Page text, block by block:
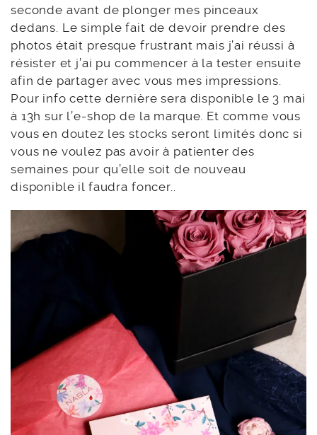
seconde avant de plonger mes pinceaux
dedans. Le simple fait de devoir prendre des
photos était presque frustrant mais j’ai réussi à
résister et j’ai pu commencer à la tester ensuite
afin de partager avec vous mes impressions.
Pour info cette dernière sera disponible le 3 mai
à 13h sur l’e-shop de la marque. Et comme vous
vous en doutez les stocks seront limités donc si
vous ne voulez pas avoir à patienter des
semaines pour qu’elle soit de nouveau
disponible il faudra foncer..